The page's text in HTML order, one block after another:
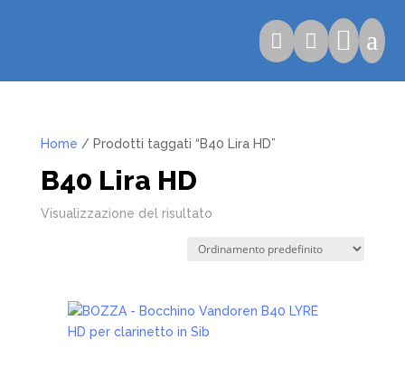
   a
Home / Prodotti taggati “B40 Lira HD”
B40 Lira HD
Visualizzazione del risultato